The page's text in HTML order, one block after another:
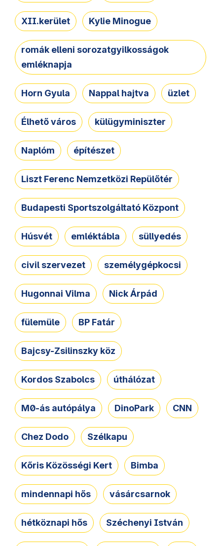
XII.kerület Kylie Minogue
romák elleni sorozatgyilkosságok
emléknapja
Horn Gyula Nappal hajtva üzlet
Élhető város külügyminiszter
Naplóm építészet
Liszt Ferenc Nemzetközi Repülőtér
Budapesti Sportszolgáltató Központ
Húsvét emléktábla süllyedés
civil szervezet személygépkocsi
Hugonnai Vilma Nick Árpád
fülemüle BP Fatár
Bajcsy-Zsilinszky köz
Kordos Szabolcs úthálózat
M0-ás autópálya DinoPark CNN
Chez Dodo Szélkapu
Kőris Közösségi Kert Bimba
mindennapi hős vásárcsarnok
hétköznapi hős Széchenyi István